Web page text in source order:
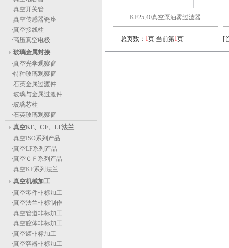
·真空开关管
·真空传感器瓷座
·真空接线柱
·高压真空电极
玻璃金属封接
·真空光学观察窗
·特种玻璃观察窗
·石英金属过渡件
·玻璃与金属过渡件
·玻璃芯柱
·石英玻璃观察窗
真空KF、CF、LF法兰
·真空ISO系列产品
·真空LF系列产品
·真空ＣＦ系列产品
·真空KF系列法兰
真空机械加工
·真空零件非标加工
·真空法兰非标制作
·真空管道非标加工
·真空腔体非标加工
·真空罐非标加工
·真空容器非标加工
KF25,40真空泵油雾过滤器
总页数： 1页 当前第1页 [